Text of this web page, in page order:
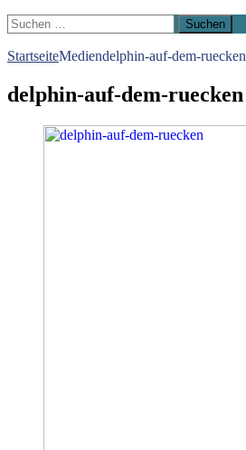
Suchen
nach:
StartseiteMediendelphin-auf-dem-ruecken
delphin-auf-dem-ruecken